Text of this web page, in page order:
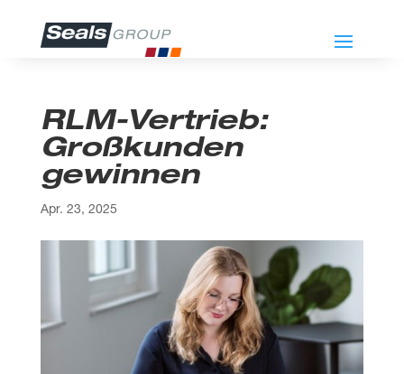
RLM-Vertrieb:
Großkunden
gewinnen
Apr. 23, 2025